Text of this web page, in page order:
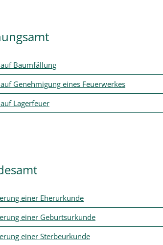
Baumfällung
Genehmigung eines Feuerwerkes
Lagerfeuer
einer Eherurkunde
einer Geburtsurkunde
einer Sterbeurkunde